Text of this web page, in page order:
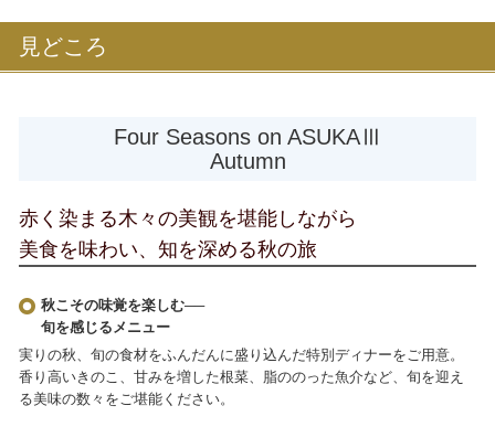
見どころ
Four Seasons on ASUKAⅢ
Autumn
赤く染まる木々の美観を堪能しながら
美食を味わい、知を深める秋の旅
秋こその味覚を楽しむ──
旬を感じるメニュー
実りの秋、旬の食材をふんだんに盛り込んだ特別ディナーをご用意。
香り高いきのこ、甘みを増した根菜、脂ののった魚介など、旬を迎え
る美味の数々をご堪能ください。